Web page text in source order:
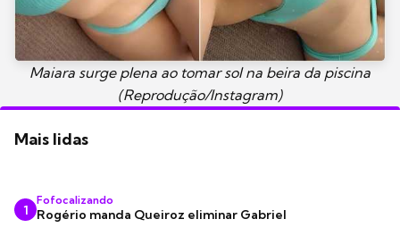
Maiara surge plena ao tomar sol na beira da piscina
(Reprodução/Instagram)
Mais lidas
1
Fofocalizando
Rogério manda Queiroz eliminar Gabriel